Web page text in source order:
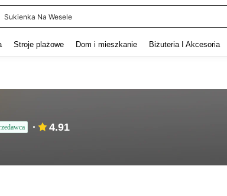
Sukienka Na Wesele
Stroje plażowe Dom i mieszkanie Biżuteria I Akcesoria
4.91